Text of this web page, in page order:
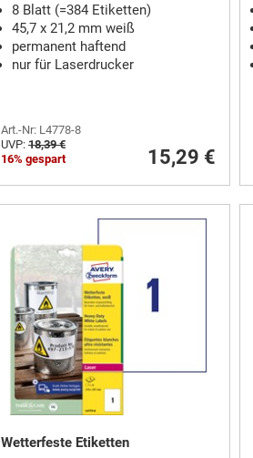
8 Blatt (=384 Etiketten)
45,7 x 21,2 mm weiß
permanent haftend
nur für Laserdrucker
Art.-Nr: L4778-8
UVP: 18,39 €
16% gespart
15,29 €
Wetterfeste Etiketten